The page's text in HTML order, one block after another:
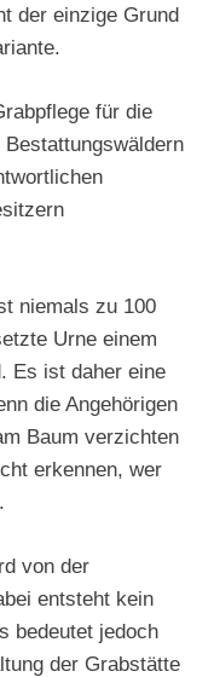
der einzige Grund
für die
niemals zu 100
Urne einem
Es ist daher eine
die Angehörigen
Baum verzichten
erkennen, wer
von der
entsteht kein
bedeutet jedoch
der Grabstätte